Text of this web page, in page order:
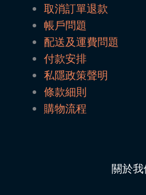
取消訂單退款
帳戶問題
配送及運費問題
付款安排
私隱政策聲明
條款細則
購物流程
關於我